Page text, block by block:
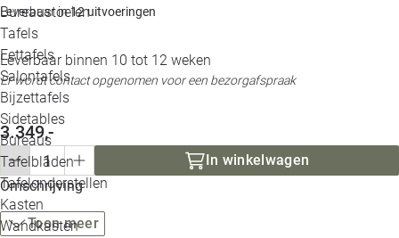
Bureaustoelen
Tafels
Eettafels
Salontafels
Bijzettafels
Sidetables
Bureaus
Tafelbladen
Tafelonderstellen
Kasten
Wandkasten
Alle
Leverbaar in12 uitvoeringen
Leverbaar binnen 10 tot 12 weken
Er wordt contact opgenomen voor een bezorgafspraak
3.349,-
In winkelwagen
Omschrijving
Toon meer